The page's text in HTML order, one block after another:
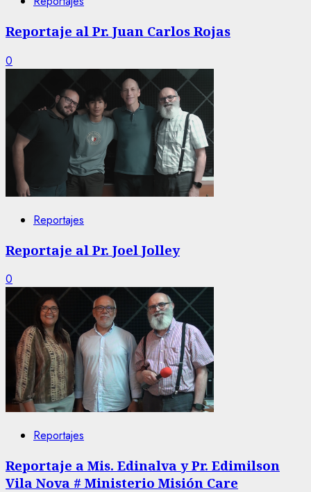
Reportaje al Pr. Juan Carlos Rojas
0
Reportajes
Reportaje al Pr. Joel Jolley
0
Reportajes
Reportaje a Mis. Edinalva y Pr. Edimilson
Vila Nova # Ministerio Misión Care